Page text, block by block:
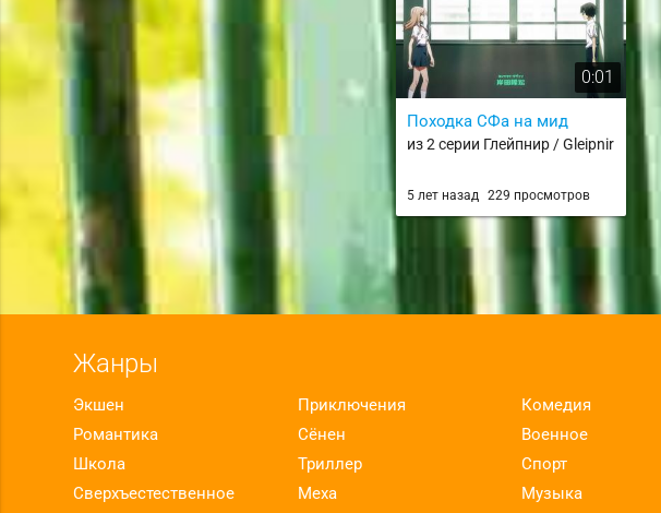
0:01
Походка СФа на мид
из 2 серии Глейпнир / Gleipnir
5 лет назад 229 просмотров
Жанры
Экшен Приключения Комедия
Романтика
Сёнен Военное
Школа
Триллер Спорт
Сверхъестественное
Меха Музыка